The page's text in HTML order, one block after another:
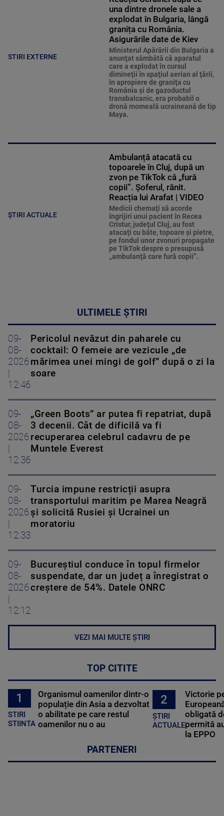
STIRI EXTERNE
una dintre dronele sale a
explodat în Bulgaria, lângă
granița cu România.
Asigurările date de Kiev
Ministerul Apărării din Bulgaria a
anunţat sâmbătă că aparatul
care a explodat în cursul
dimineţii în spaţiul aerian al ţării,
în apropiere de graniţa cu
România şi de gazoductul
transbalcanic, era probabil o
dronă momeală ucraineană de tip
Maya.
ȘTIRI ACTUALE
Ambulanță atacată cu
topoarele în Cluj, după un
zvon pe TikTok că „fură
copii”. Șoferul, rănit.
Reacția lui Arafat | VIDEO
Medicii chemaţi să acorde
îngrijiri unui pacient în Recea
Cristur, judeţul Cluj, au fost
atacaţi cu bâte, topoare şi pietre,
pe fondul unor zvonuri propagate
pe TikTok despre o presupusă
„ambulanţă care fură copii”.
ULTIMELE ȘTIRI
09-
08-
2026
|
12:46
Pericolul nevăzut din paharele cu
cocktail: O femeie are vezicule „de
mărimea unei mingi de golf” după o zi la
soare
09-
08-
2026
|
12:36
„Green Boots” ar putea fi repatriat, după
3 decenii. Cât de dificilă va fi
recuperarea celebrul cadavru de pe
Muntele Everest
09-
08-
2026
|
12:33
Turcia impune restricții asupra
transportului maritim pe Marea Neagră
și solicită Rusiei și Ucrainei un
moratoriu
09-
08-
2026
|
12:12
Bucureștiul conduce în topul firmelor
suspendate, dar un județ a înregistrat o
creștere de 54%. Datele ONRC
VEZI MAI MULTE ȘTIRI
TOP CITITE
1
STIRI
STIINTA
Organismul oamenilor dintr-o
populație din Asia a dezvoltat
o abilitate pe care restul
oamenilor nu o au
2
ȘTIRI
ACTUALE
Victorie
obligată
permită
la EPPO
PARTENERI